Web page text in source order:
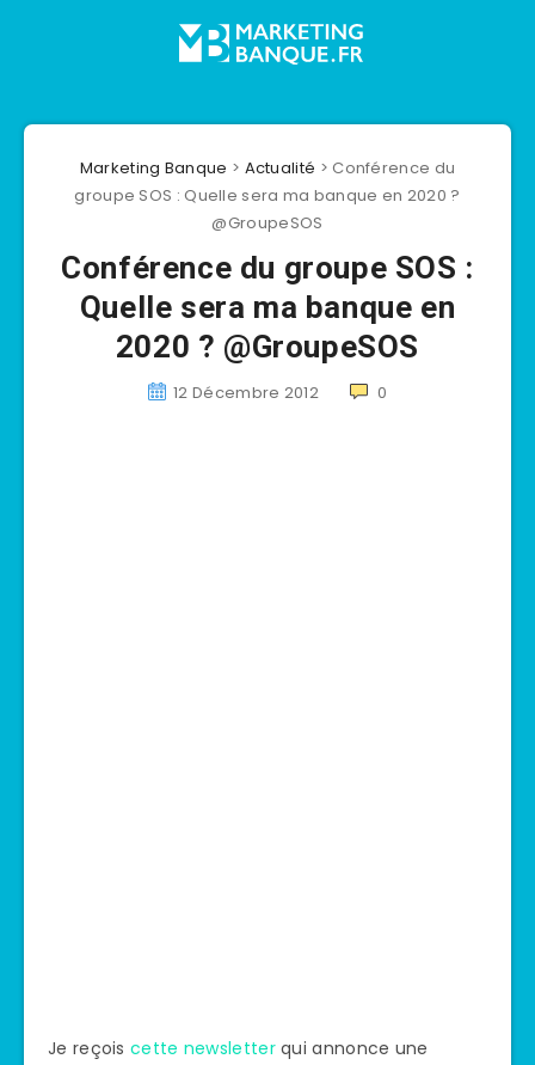
Marketing Banque > Actualité > Conférence du
groupe SOS : Quelle sera ma banque en 2020 ?
@GroupeSOS
Conférence du groupe SOS :
Quelle sera ma banque en
2020 ? @GroupeSOS
12 Décembre 2012 0
Je reçois cette newsletterqui annonce une